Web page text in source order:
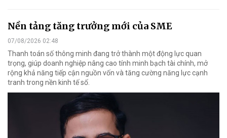
Nền tảng tăng trưởng mới của SME
07/08/2026 02:48
Thanh toán số thông minh đang trở thành một động lực quan
trọng, giúp doanh nghiệp nâng cao tính minh bạch tài chính, mở
rộng khả năng tiếp cận nguồn vốn và tăng cường năng lực cạnh
tranh trong nền kinh tế số.